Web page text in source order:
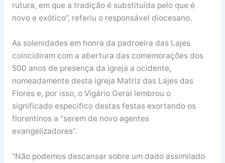
rutura, em que a tradição é substituída pelo que é
novo e exótico”, referiu o responsável diocesano.
As solenidades em honra da padroeira das Lajes
coincidiram com a abertura das comemorações dos
500 anos de presença da igreja a ocidente,
nomeadamente desta igreja Matriz das Lajes das
Flores e, por isso, o Vigário Geral lembrou o
significado especifico destas festas exortando os
florentinos a “serem de novo agentes
evangelizadores”.
“Não podemos descansar sobre um dado assimilado